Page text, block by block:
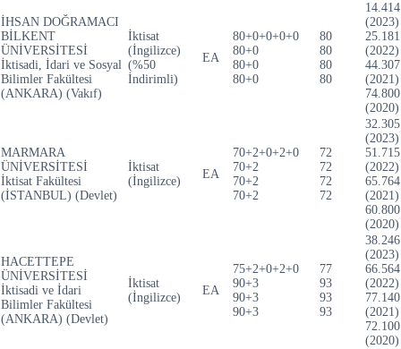
İHSAN DOĞRAMACI
BİLKENT
ÜNİVERSİTESİ
İktisadi, İdari ve Sosyal
Bilimler Fakültesi
(ANKARA) (Vakıf)
İktisat
(İngilizce)
(%50
İndirimli)
EA
80+0+0+0+0
80+0
80+0
80+0
80
80
80
80
14.414
(2023)
25.181
(2022)
44.307
(2021)
74.800
(2020)
MARMARA
ÜNİVERSİTESİ
İktisat Fakültesi
(İSTANBUL) (Devlet)
İktisat
(İngilizce)
EA
70+2+0+2+0
70+2
70+2
70+2
72
72
72
72
32.305
(2023)
51.715
(2022)
65.764
(2021)
60.800
(2020)
HACETTEPE
ÜNİVERSİTESİ
İktisadi ve İdari
Bilimler Fakültesi
(ANKARA) (Devlet)
İktisat
(İngilizce)
EA
75+2+0+2+0
90+3
90+3
90+3
77
93
93
93
38.246
(2023)
66.564
(2022)
77.140
(2021)
72.100
(2020)